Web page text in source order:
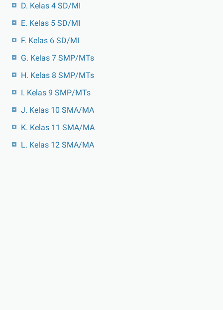
D. Kelas 4 SD/MI
E. Kelas 5 SD/MI
F. Kelas 6 SD/MI
G. Kelas 7 SMP/MTs
H. Kelas 8 SMP/MTs
I. Kelas 9 SMP/MTs
J. Kelas 10 SMA/MA
K. Kelas 11 SMA/MA
L. Kelas 12 SMA/MA